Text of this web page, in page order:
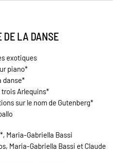
DE LA DANSE
exotiques
piano*
danse*
trois Arlequins*
sur le nom de Gutenberg*
Maria-Gabriella Bassi
Maria-Gabriella Bassi et Claude